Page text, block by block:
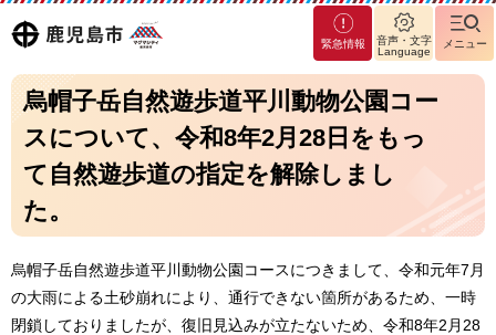
鹿児島
市
マグ
マシ
ティ
鹿児
島市
緊急情報
音声・文字
Language
メニュー
烏帽子岳自然遊歩道平川動物公園コー
スについて、令和8年2月28日をもっ
て自然遊歩道の指定を解除しまし
た。
烏帽子岳自然遊歩道平川動物公園コースにつきまして、令和元年7月
の大雨による土砂崩れにより、通行できない箇所があるため、一時
閉鎖しておりましたが、復旧見込みが立たないため、令和8年2月28